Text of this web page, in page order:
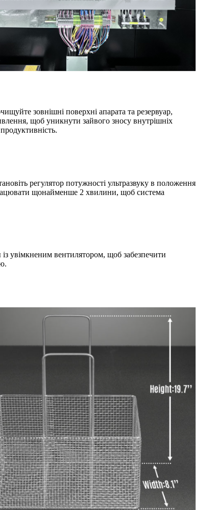
зовнішні поверхні апарата та резервуар,
щоб уникнути зайвого зносу внутрішніх
регулятор потужності ультразвуку в положення
щонайменше 2 хвилини, щоб система
увімкненим вентилятором, щоб забезпечити